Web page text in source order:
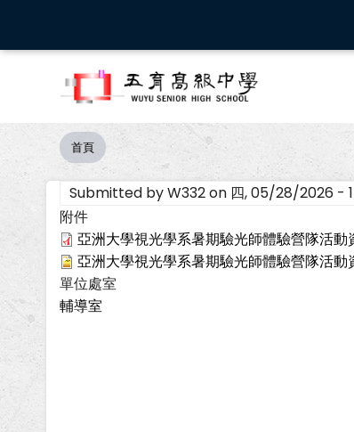
主
導
航
連
結
首頁
Submitted byW332on 四, 05/28/2026 -
附件
亞洲大學視光學系暑期驗光師體驗營隊活
亞洲大學視光學系暑期驗光師體驗營隊活
單位處室
輔導室